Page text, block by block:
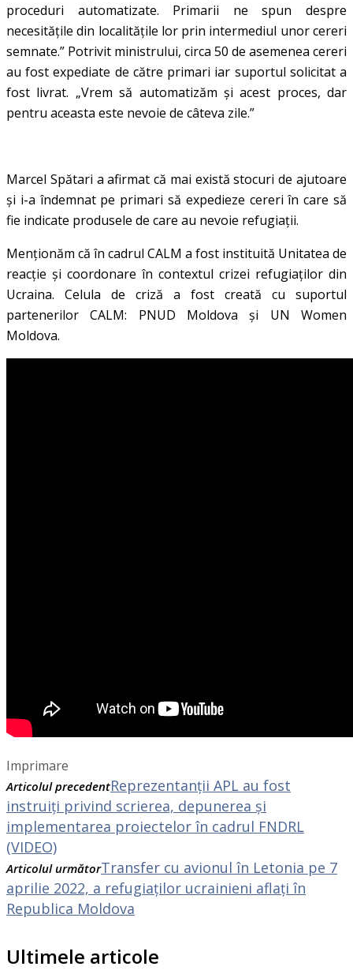
proceduri automatizate. Primarii ne spun despre
necesitățile din localitățile lor prin intermediul unor cereri
semnate.” Potrivit ministrului, circa 50 de asemenea cereri
au fost expediate de către primari iar suportul solicitat a
fost livrat. „Vrem să automatizăm și acest proces, dar
pentru aceasta este nevoie de câteva zile.”
Marcel Spătari a afirmat că mai există stocuri de ajutoare
și i-a îndemnat pe primari să expedieze cereri în care să
fie indicate produsele de care au nevoie refugiații.
Menționăm că în cadrul CALM a fost instituită Unitatea de
reacție și coordonare în contextul crizei refugiaților din
Ucraina. Celula de criză a fost creată cu suportul
partenerilor CALM: PNUD Moldova și UN Women
Moldova.
Imprimare
Articolul precedentReprezentanții APL au fost
instruiți privind scrierea, depunerea și
implementarea proiectelor în cadrul FNDRL
(VIDEO)
Articolul următorTransfer cu avionul în Letonia pe 7
aprilie 2022, a refugiaților ucrainieni aflați în
Republica Moldova
Ultimele articole